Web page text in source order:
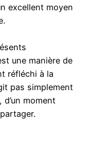
excellent moyen
une manière de
réfléchi à la
pas simplement
d’un moment